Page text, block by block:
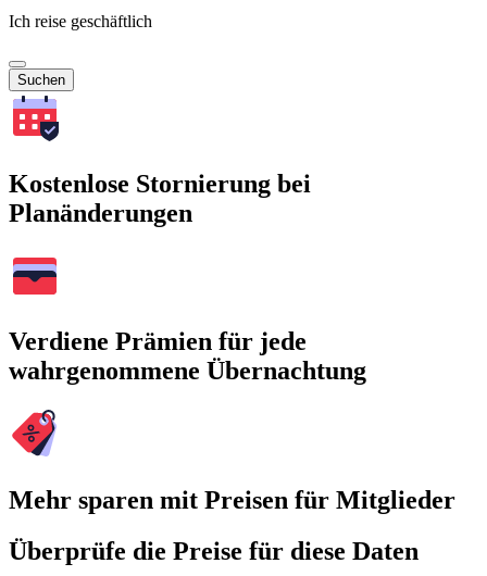
Ich reise geschäftlich
Suchen
Kostenlose Stornierung bei
Planänderungen
Verdiene Prämien für jede
wahrgenommene Übernachtung
Mehr sparen mit Preisen für Mitglieder
Überprüfe die Preise für diese Daten